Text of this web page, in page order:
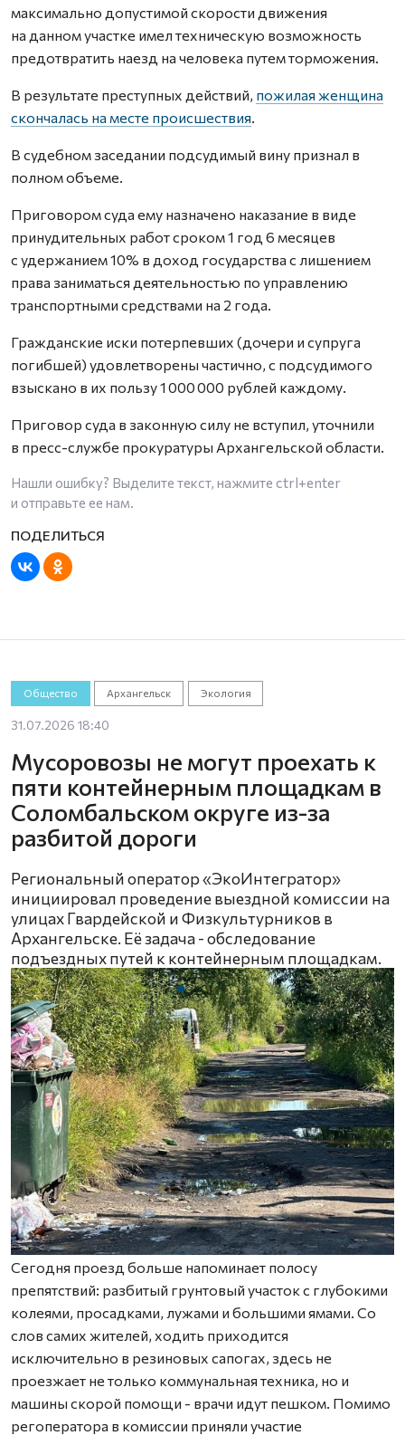
максимально допустимой скорости движения
на данном участке имел техническую возможность
предотвратить наезд на человека путем торможения.
В результате преступных действий, пожилая женщина
скончалась на месте происшествия.
В судебном заседании подсудимый вину признал в
полном объеме.
Приговором суда ему назначено наказание в виде
принудительных работ сроком 1 год 6 месяцев
с удержанием 10% в доход государства с лишением
права заниматься деятельностью по управлению
транспортными средствами на 2 года.
Гражданские иски потерпевших (дочери и супруга
погибшей) удовлетворены частично, с подсудимого
взыскано в их пользу 1 000 000 рублей каждому.
Приговор суда в законную силу не вступил, уточнили
в пресс-службе прокуратуры Архангельской области.
Нашли ошибку? Выделите текст, нажмите ctrl+enter
и отправьте ее нам.
Общество Архангельск Экология
31.07.2026 18:40
Мусоровозы не могут проехать к
пяти контейнерным площадкам в
Соломбальском округе из-за
разбитой дороги
Региональный оператор «ЭкоИнтегратор»
инициировал проведение выездной комиссии на
улицах Гвардейской и Физкультурников в
Архангельске. Её задача - обследование
подъездных путей к контейнерным площадкам.
Сегодня проезд больше напоминает полосу
препятствий: разбитый грунтовый участок с глубокими
колеями, просадками, лужами и большими ямами. Со
слов самих жителей, ходить приходится
исключительно в резиновых сапогах, здесь не
проезжает не только коммунальная техника, но и
машины скорой помощи - врачи идут пешком. Помимо
регоператора в комиссии приняли участие